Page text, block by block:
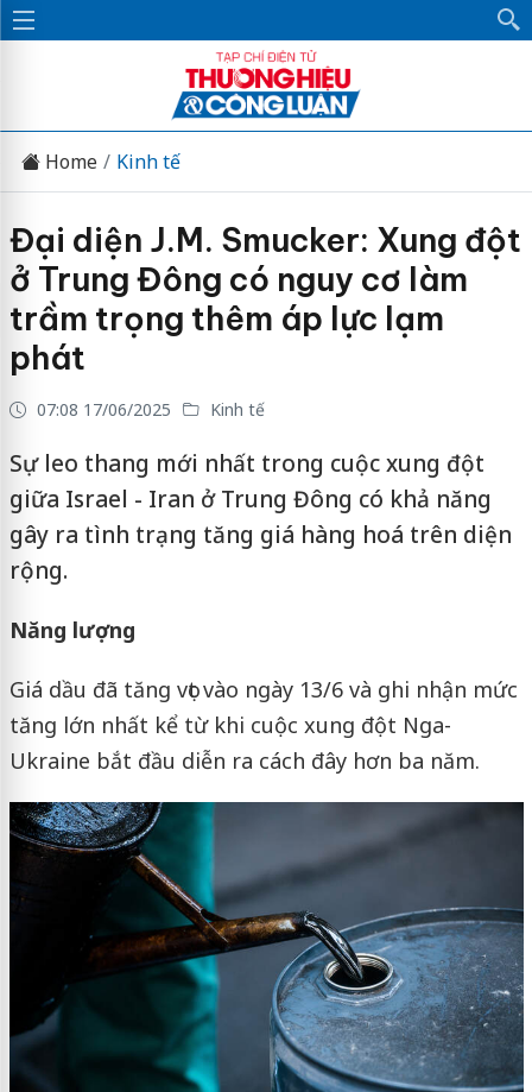
Home Kinh tế
Đại diện J.M. Smucker: Xung đột
ở Trung Đông có nguy cơ làm
trầm trọng thêm áp lực lạm
phát
07:08 17/06/2025 Kinh tế
Sự leo thang mới nhất trong cuộc xung đột
giữa Israel - Iran ở Trung Đông có khả năng
gây ra tình trạng tăng giá hàng hoá trên diện
rộng.
Năng lượng
Giá dầu đã tăng vọt vào ngày 13/6 và ghi nhận mức
tăng lớn nhất kể từ khi cuộc xung đột Nga-
Ukraine bắt đầu diễn ra cách đây hơn ba năm.